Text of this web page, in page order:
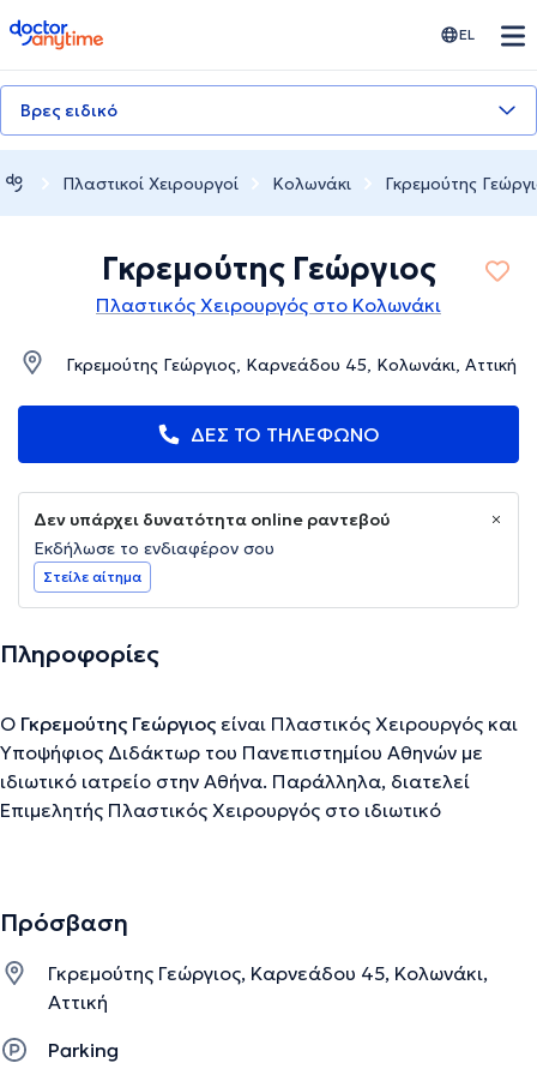
doctoranytime EL
Βρες ειδικό
Πλαστικοί Χειρουργοί Κολωνάκι Γκρεμούτης
Γκρεμούτης Γεώργιος
Πλαστικός Χειρουργός στο Κολωνάκι
Γκρεμούτης Γεώργιος, Καρνεάδου 45, Κολωνάκι, Αττική
ΔΕΣ ΤΟ ΤΗΛΕΦΩΝΟ
Δεν υπάρχει δυνατότητα online ραντεβού
Εκδήλωσε το ενδιαφέρον σου
Στείλε αίτημα
Πληροφορίες
Ο Γκρεμούτης Γεώργιος είναι Πλαστικός Χειρουργός και
Υποψήφιος Διδάκτωρ του Πανεπιστημίου Αθηνών με
ιδιωτικό ιατρείο στην Αθήνα. Παράλληλα, διατελεί
Επιμελητής Πλαστικός Χειρουργός στο ιδιωτικό
Πρωτοδικείο Αθηνών. Με την ολοκλήρωση των σπουδών
Χειρουργική, ξεκίνησε την ειδίκευσή του στην Πλαστική
Χειρουργική στην Κλινική Πλαστικής Χειρουργικής,
Μικροχειρουργικής και Κέντρου Εγκαυμάτων "Ι.
Ιωάννοβιτς" του Γ.Ν.Α. "Γ. Γεννηματάς", αποκτώντας μεγάλη
Πρόσβαση
Γκρεμούτης Γεώργιος, Καρνεάδου 45, Κολωνάκι,
Αττική
Parking